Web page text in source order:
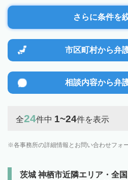
さらに条件を
市区町村から弁
相談内容から弁
全24件中 1~24件を表示
各事務所の詳細情報とお問い合わせフォ
茨城 神栖市近隣エリア・全